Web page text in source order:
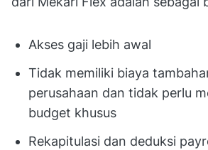
Akses gaji lebih awal
Tidak memiliki biaya
perusahaan dan tidak perlu
budget khusus
Rekapitulasi dan deduksi